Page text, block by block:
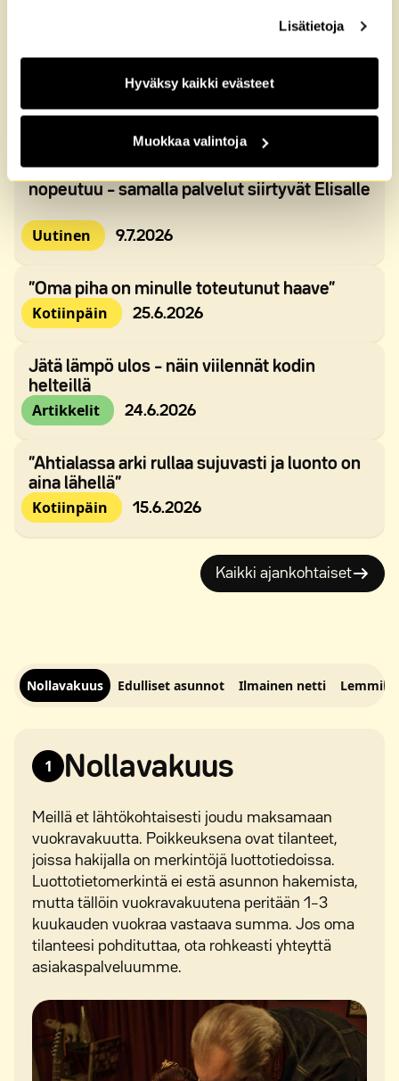
Lisätietoja
Hyväksy kaikki evästeet
Muokkaa valintoja
M2-Kotien asukkaiden nettiyhteys
nopeutuu – samalla palvelut siirtyvät Elisalle
Uutinen Julkaistu:
9.7.2026
”Oma piha on minulle toteutunut haave”
Kotiinpäin Julkaistu:
25.6.2026
Jätä lämpö ulos – näin viilennät kodin
helteillä
Artikkelit Julkaistu:
24.6.2026
”Ahtialassa arki rullaa sujuvasti ja luonto on
aina lähellä”
Kotiinpäin Julkaistu:
15.6.2026
Kaikki ajankohtaiset
Nollavakuus Edulliset asunnot Ilmainen netti
1 Nollavakuus
Meillä et lähtökohtaisesti joudu maksamaan
vuokravakuutta. Poikkeuksena ovat tilanteet,
joissa hakijalla on merkintöjä luottotiedoissa.
Luottotietomerkintä ei estä asunnon hakemista,
mutta tällöin vuokravakuutena peritään 1–3
kuukauden vuokraa vastaava summa. Jos oma
tilanteesi pohdituttaa, ota rohkeasti yhteyttä
asiakaspalveluumme.